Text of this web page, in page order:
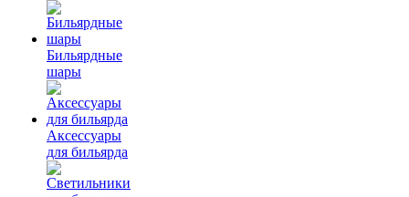
Бильярдные
шары
Аксессуары
для бильярда